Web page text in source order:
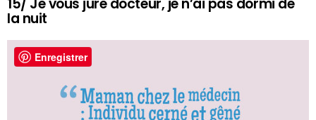
15/ Je vous jure docteur, je n’ai pas dormi de
la nuit
Enregistrer